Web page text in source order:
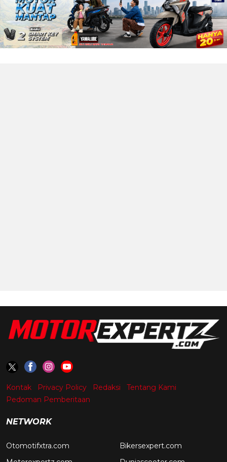
Kontak Privacy Policy Redaksi
Tentang Kami
Pedoman Pemberitaan
NETWORK
Otomotifxtra.com
Bikersexpert.com